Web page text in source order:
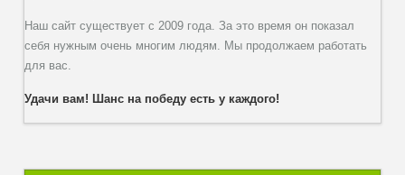
Наш сайт существует с 2009 года. За это время он показал
себя нужным очень многим людям. Мы продолжаем работать
для вас.
Удачи вам! Шанс на победу есть у каждого!